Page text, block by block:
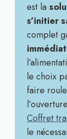
est la
s’initier
complet
le choix
faire
Coffret
le